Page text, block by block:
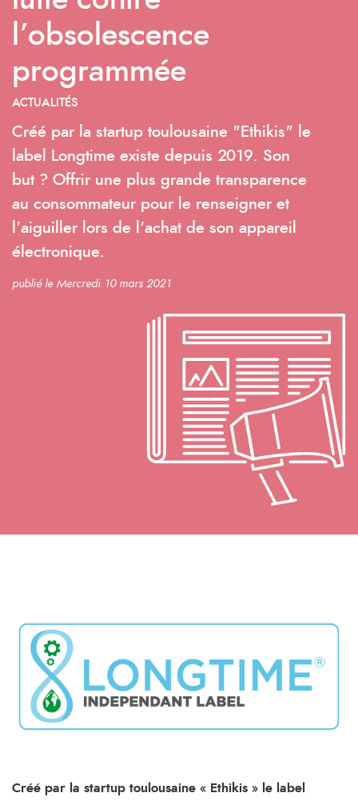
l’obsolescence
programmée
ACTUALITÉS
Créé par la startup toulousaine "Ethikis" le
label Longtime existe depuis 2019. Son
but ? Offrir une plus grande transparence
au consommateur pour le renseigner et
l’aiguiller lors de l’achat de son appareil
électronique.
publié le Mercredi 10 mars 2021
Créé par la startup toulousaine « Ethikis » le label